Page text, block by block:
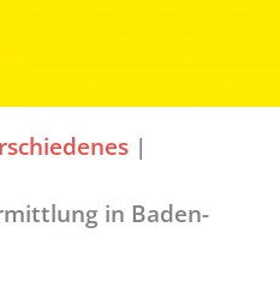
|
in Baden-